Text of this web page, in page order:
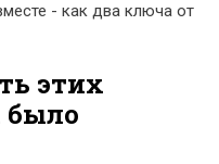
- как два ключа от
этих
было